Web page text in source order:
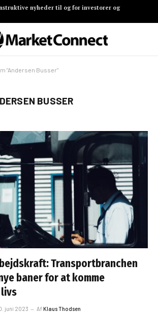
nyheder til og for investorer og
"Andersen Busser"
BUSSER
Transportbranchen
baner for at komme
juni 2023 AfKlaus Thodsen